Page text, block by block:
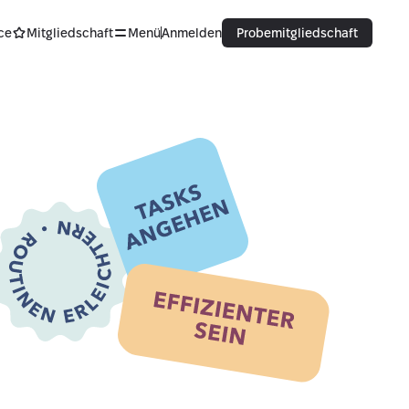
Mitgliedschaft MenüAnmelden Probemitgliedschaft